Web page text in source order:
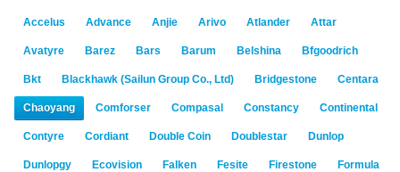
Accelus Advance Anjie Arivo Atlander Attar
Avatyre Barez Bars Barum Belshina Bfgoodrich
Bkt Blackhawk (Sailun Group Co., Ltd) Bridgestone Centara
Chaoyang Comforser Compasal Constancy Continental
Contyre Cordiant Double Coin Doublestar Dunlop
Dunlopgy Ecovision Falken Fesite Firestone Formula